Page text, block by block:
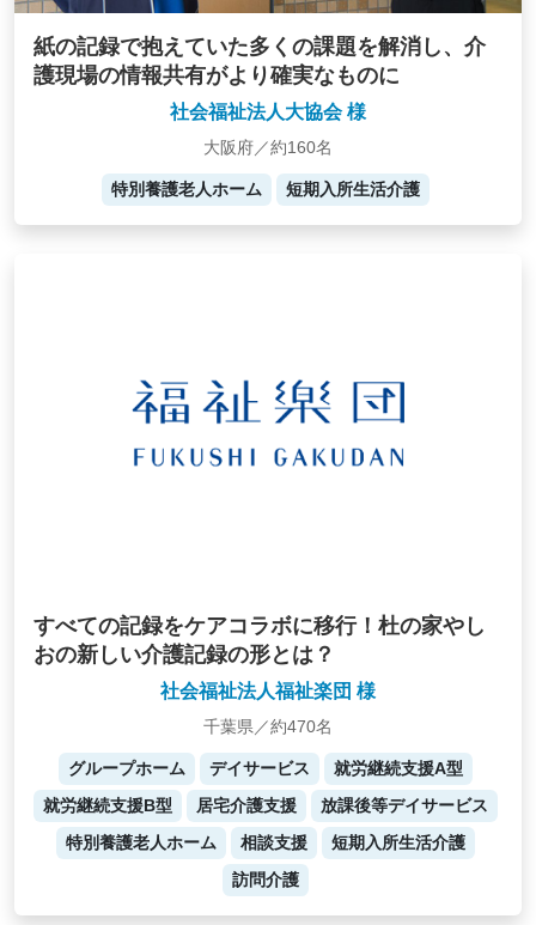
紙の記録で抱えていた多くの課題を解消し、介
護現場の情報共有がより確実なものに
社会福祉法人大協会 様
大阪府／約160名
特別養護老人ホーム 短期入所生活介護
すべての記録をケアコラボに移行！杜の家やし
おの新しい介護記録の形とは？
社会福祉法人福祉楽団 様
千葉県／約470名
グループホーム デイサービス
就労継続支援A型
就労継続支援B型
居宅介護支援
放課後等デイサービス
特別養護老人ホーム
相談支援
短期入所生活介護
訪問介護